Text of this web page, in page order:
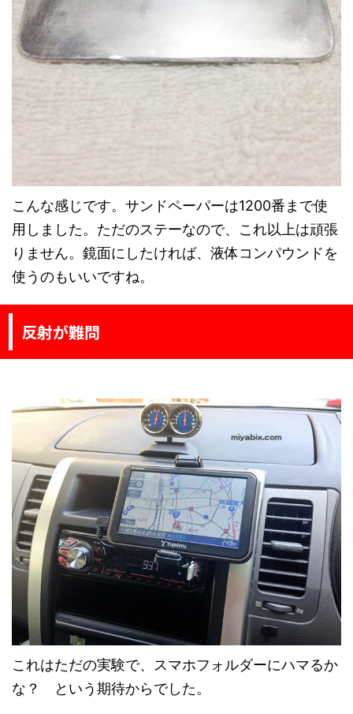
こんな感じです。サンドペーパーは1200番まで使
用しました。ただのステーなので、これ以上は頑張
りません。鏡面にしたければ、液体コンパウンドを
使うのもいいですね。
反射が難問
これはただの実験で、スマホフォルダーにハマるか
な？ という期待からでした。